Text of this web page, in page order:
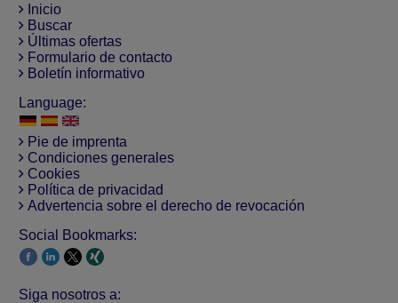
Inicio
Buscar
Últimas ofertas
Formulario de contacto
Boletín informativo
Language:
Pie de imprenta
Condiciones generales
Cookies
Política de privacidad
Advertencia sobre el derecho de revocación
Social Bookmarks:
Siga nosotros a: